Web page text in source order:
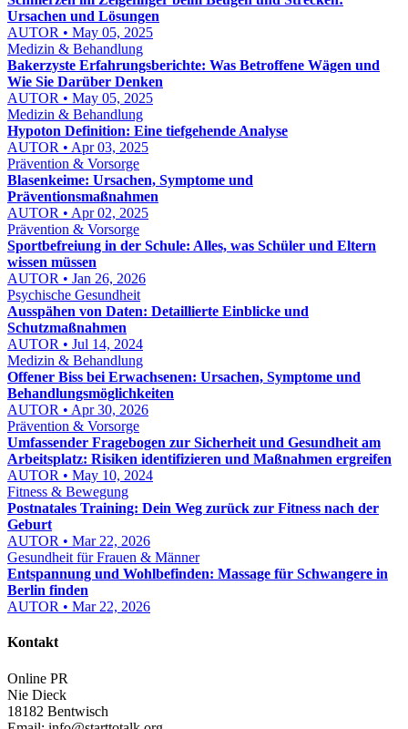
Ursachen und Lösungen
AUTOR • May 05, 2025
Medizin & Behandlung
Bakerzyste Erfahrungsberichte: Was Betroffene Wägen und
Wie Sie Darüber Denken
AUTOR • May 05, 2025
Medizin & Behandlung
Hypoton Definition: Eine tiefgehende Analyse
AUTOR • Apr 03, 2025
Prävention & Vorsorge
Blasenkeime: Ursachen, Symptome und
Präventionsmaßnahmen
AUTOR • Apr 02, 2025
Prävention & Vorsorge
Sportbefreiung in der Schule: Alles, was Schüler und Eltern
wissen müssen
AUTOR • Jan 26, 2026
Psychische Gesundheit
Ausspähen von Daten: Detaillierte Einblicke und
Schutzmaßnahmen
AUTOR • Jul 14, 2024
Medizin & Behandlung
Offener Biss bei Erwachsenen: Ursachen, Symptome und
Behandlungsmöglichkeiten
AUTOR • Apr 30, 2026
Prävention & Vorsorge
Umfassender Fragebogen zur Sicherheit und Gesundheit am
Arbeitsplatz: Risiken identifizieren und Maßnahmen ergreifen
AUTOR • May 10, 2024
Fitness & Bewegung
Postnatales Training: Dein Weg zurück zur Fitness nach der
Geburt
AUTOR • Mar 22, 2026
Gesundheit für Frauen & Männer
Entspannung und Wohlbefinden: Massage für Schwangere in
Berlin finden
AUTOR • Mar 22, 2026
Kontakt
Online PR
Nie Dieck
18182 Bentwisch